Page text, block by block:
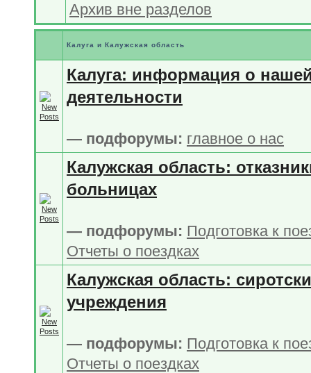
Архив вне разделов
Калуга и Калужская область
Калуга: информация о
деятельности
— подфорумы: главное о нас
Калужская область:
больницах
— подфорумы: Подготовка к
Отчеты о поездках
Калужская область:
учреждения
— подфорумы: Подготовка к
Отчеты о поездках